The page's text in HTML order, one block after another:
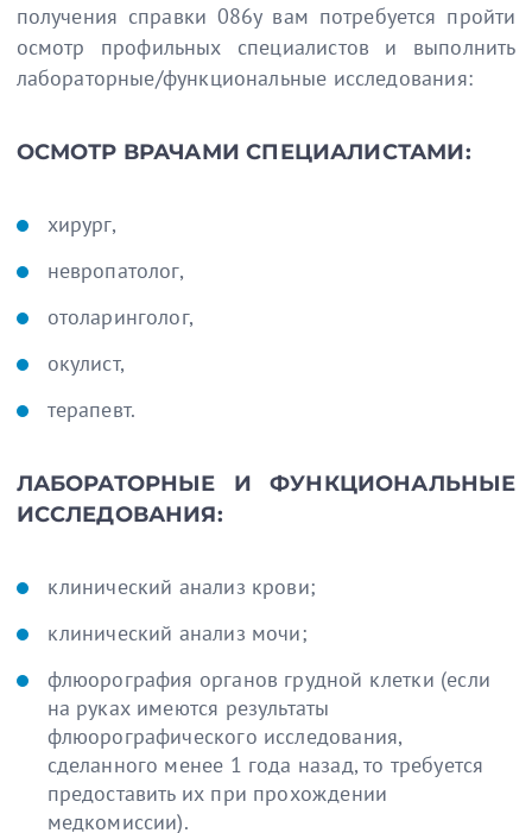
получения справки 086у вам потребуется пройти
осмотр профильных специалистов и выполнить
лабораторные/функциональные исследования:
ОСМОТР ВРАЧАМИ СПЕЦИАЛИСТАМИ:
хирург,
невропатолог,
отоларинголог,
окулист,
терапевт.
ЛАБОРАТОРНЫЕ И ФУНКЦИОНАЛЬНЫЕ
ИССЛЕДОВАНИЯ:
клинический анализ крови;
клинический анализ мочи;
флюорография органов грудной клетки (если
на руках имеются результаты
флюорографического исследования,
сделанного менее 1 года назад, то требуется
предоставить их при прохождении
медкомиссии).